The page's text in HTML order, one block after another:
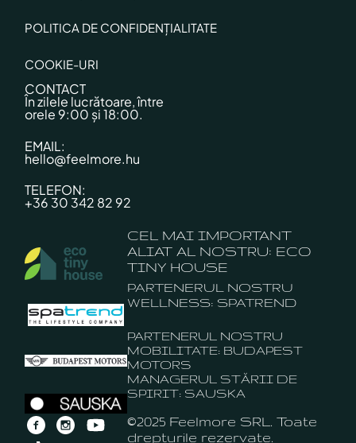
POLITICA DE CONFIDENȚIALITATE
COOKIE-URI
CONTACT
În zilele lucrătoare, între
orele 9:00 și 18:00.
EMAIL:
hello@feelmore.hu
TELEFON:
+36 30 342 82 92
CEL MAI IMPORTANT
ALIAT AL NOSTRU: ECO
TINY HOUSE
PARTENERUL NOSTRU
WELLNESS: SPATREND
PARTENERUL NOSTRU
MOBILITATE: BUDAPEST
MOTORS
MANAGERUL STĂRII DE
SPIRIT: SAUSKA
©2025 Feelmore SRL. Toate
drepturile rezervate.